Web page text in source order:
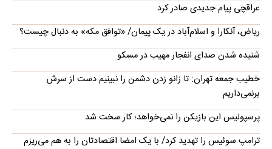
عراقچی پیام جدیدی صادر کرد
ریاض، آنکارا و اسلام‌آباد در یک پیمان/ «توافق مکه» به دنبال چیست؟
شنیده شدن صدای انفجار مهیب در مسکو
خطیب جمعه تهران: تا زانو زدن دشمن را نبینیم دست از سرش
برنمی‌داریم
پرسپولیس این بازیکن را نمی‌خواهد؛ کار سخت شد
ترامپ سوئیس را تهدید کرد/ با یک امضا اقتصادتان را به هم می‌ریزم